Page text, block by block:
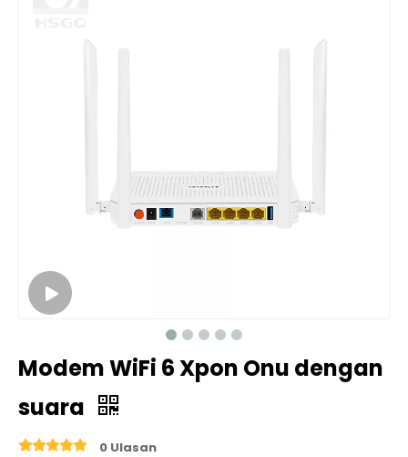
Modem WiFi 6 Xpon Onu dengan
suara
0 Ulasan